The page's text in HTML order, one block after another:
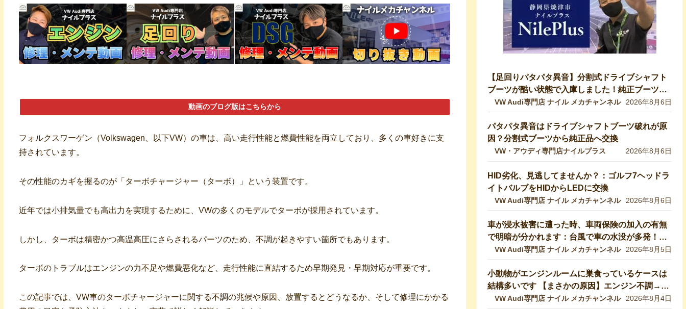
動画のブログ版はこちらから
フォルクスワーゲン（Volkswagen、以下VW）の車は、高い走行性能と燃費性能を両立しており、多くの車好きに支
持されています。
その性能のカギを握るのが「ターボチャージャー（ターボ）」という装置です。
近年では小排気量でも高出力を実現するために、VWの多くのモデルでターボが採用されています。
しかし、ターボは精密かつ高温高圧にさらされるパーツのため、不調が起きやすい箇所でもあります。
ターボのトラブルはエンジンの力不足や燃費悪化など、走行性能に直結するため早期発見・早期対応が重要です。
この記事では、VW車のターボチャージャーに関する不調の兆候や原因、放置するとどうなるか、そして修理にかかる
【足回りパタパタ異音】分割式ドライブシャフト
ブーツが酷い状態で入庫しました！純正ブーツに
交換修理します【VW 9Nポロ】
VW Audi専門店 ナイル メカチャンネル 2026年8月6日
パタパタ異音はドライブシャフトブーツ破れが原
因？分割式ブーツから純正品へ交換
VW・アウディ専門店ナイルプラス 2026年8月6日
HID劣化、見逃してませんか？：ゴルフ7ヘッドラ
イトバルブをHIDからLEDに交換
VW Audi専門店 ナイル メカチャンネル 2026年8月6日
車が浸水被害に遭った時、車両保険の加入の有無
で明暗が分かれます：台風で車の水没が多発！冠
水車の見分け方や注意ポイントをVW専門店が解
説していきます！【VW修理】
VW Audi専門店 ナイル メカチャンネル 2026年8月5日
小動物がエンジンルームに巣食っているケースは
結構多いです 【まさかの原因】エンジン不調→開
けたら小動物の巣だった… 【VW修理】
VW Audi専門店 ナイル メカチャンネル 2026年8月4日